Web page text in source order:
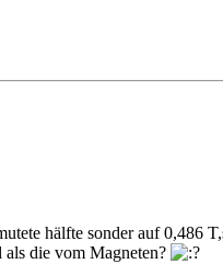
hälfte sonder auf 0,486
die vom Magneten?